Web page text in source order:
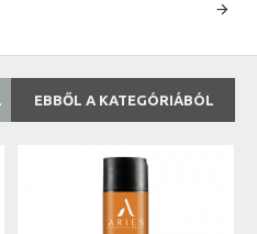
EBBŐL A KATEGÓRIÁBÓL